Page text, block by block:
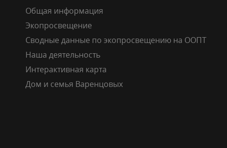
Общая информация
Экопросвещение
Сводные данные по экопросвещению на ООПТ
Наша деятельность
Интерактивная карта
Дом и семья Варенцовых